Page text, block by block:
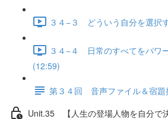
３４−３ どういう自分を選択
３４−４ 日常のすべてをパワ
(12:59)
第３４回 音声ファイル＆宿題
Unit.35 【人生の登場人物を自分で